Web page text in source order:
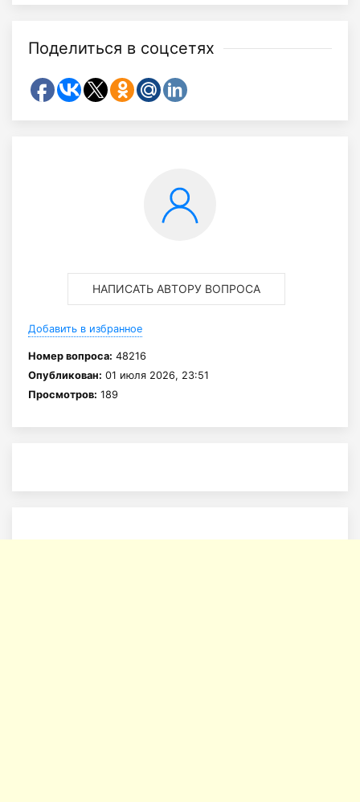
Поделиться в соцсетях
НАПИСАТЬ АВТОРУ ВОПРОСА
Добавить в избранное
Номер вопроса: 48216
Опубликован: 01 июля 2026, 23:51
Просмотров: 189